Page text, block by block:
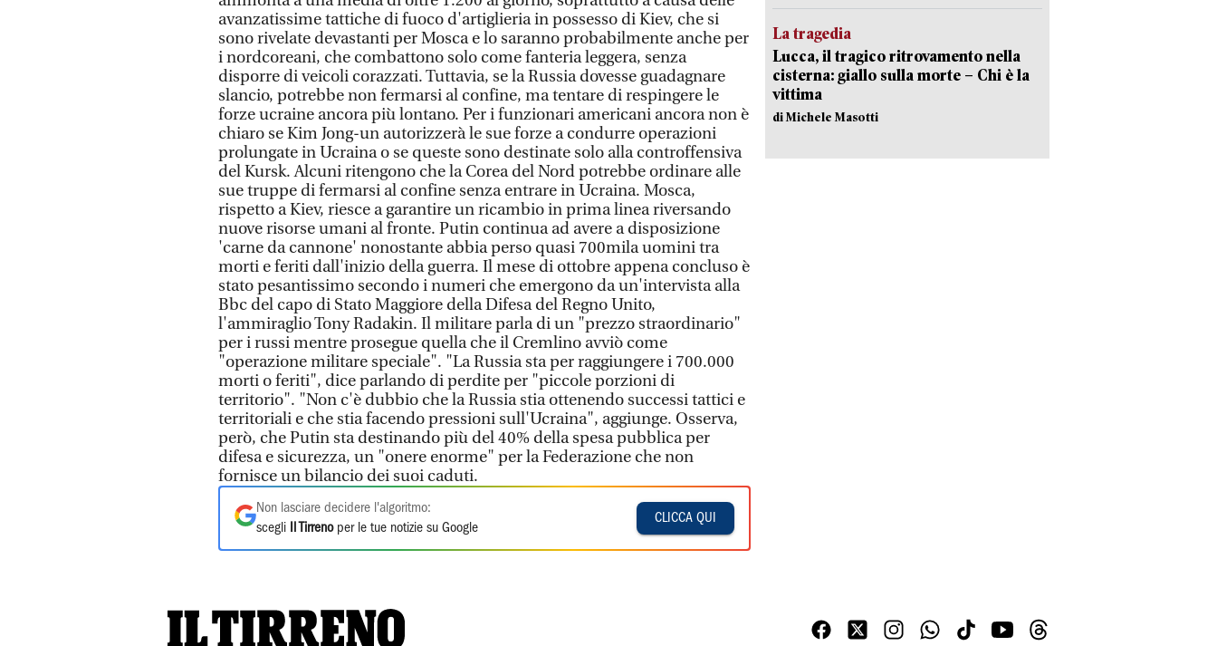
avanzatissime tattiche di fuoco d'artiglieria in possesso di Kiev, che si
sono rivelate devastanti per Mosca e lo saranno probabilmente anche per
i nordcoreani, che combattono solo come fanteria leggera, senza
disporre di veicoli corazzati. Tuttavia, se la Russia dovesse guadagnare
slancio, potrebbe non fermarsi al confine, ma tentare di respingere le
forze ucraine ancora più lontano. Per i funzionari americani ancora non è
chiaro se Kim Jong-un autorizzerà le sue forze a condurre operazioni
prolungate in Ucraina o se queste sono destinate solo alla controffensiva
del Kursk. Alcuni ritengono che la Corea del Nord potrebbe ordinare alle
sue truppe di fermarsi al confine senza entrare in Ucraina. Mosca,
rispetto a Kiev, riesce a garantire un ricambio in prima linea riversando
nuove risorse umani al fronte. Putin continua ad avere a disposizione
'carne da cannone' nonostante abbia perso quasi 700mila uomini tra
morti e feriti dall'inizio della guerra. Il mese di ottobre appena concluso è
stato pesantissimo secondo i numeri che emergono da un'intervista alla
Bbc del capo di Stato Maggiore della Difesa del Regno Unito,
l'ammiraglio Tony Radakin. Il militare parla di un "prezzo straordinario"
per i russi mentre prosegue quella che il Cremlino avviò come
"operazione militare speciale". "La Russia sta per raggiungere i 700.000
morti o feriti", dice parlando di perdite per "piccole porzioni di
territorio". "Non c'è dubbio che la Russia stia ottenendo successi tattici e
territoriali e che stia facendo pressioni sull'Ucraina", aggiunge. Osserva,
però, che Putin sta destinando più del 40% della spesa pubblica per
difesa e sicurezza, un "onere enorme" per la Federazione che non
fornisce un bilancio dei suoi caduti.
Non lasciare decidere l'algoritmo:
scegli
Il Tirrenoper le tue notizie su Google
CLICCA QUI
La tragedia
Lucca, il tragico ritrovamento nella
cisterna: giallo sulla morte – Chi è la
vittima
di Michele Masotti